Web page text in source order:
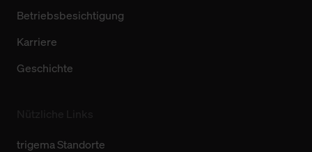
Betriebsbesichtigung
Karriere
Geschichte
trigema Standorte